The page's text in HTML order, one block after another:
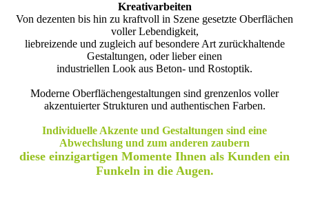
Kreativarbeiten
Von dezenten bis hin zu kraftvoll in Szene gesetzte Oberflächen
voller Lebendigkeit,
liebreizende und zugleich auf besondere Art zurückhaltende
Gestaltungen, oder lieber einen
industriellen Look aus Beton- und Rostoptik.
Moderne Oberflächengestaltungen sind grenzenlos voller
akzentuierter Strukturen und authentischen Farben.
Individuelle Akzente und Gestaltungen sind eine
Abwechslung und zum anderen zaubern
diese einzigartigen Momente Ihnen als Kunden ein
Funkeln in die Augen.